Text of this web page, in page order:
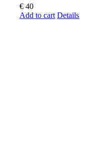
€ 40
Add to cart Details